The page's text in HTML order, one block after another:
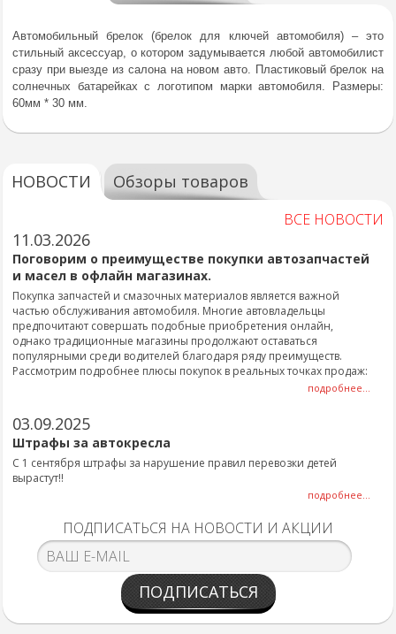
Автомобильный брелок (брелок для ключей автомобиля) – это
стильный аксессуар, о котором задумывается любой автомобилист
сразу при выезде из салона на новом авто. Пластиковый брелок на
солнечных батарейках с логотипом марки автомобиля. Размеры:
60мм * 30 мм.
НОВОСТИ Обзоры товаров
ВСЕ НОВОСТИ
11.03.2026
Поговорим о преимуществе покупки автозапчастей
и масел в офлайн магазинах.
Покупка запчастей и смазочных материалов является важной
частью обслуживания автомобиля. Многие автовладельцы
предпочитают совершать подобные приобретения онлайн,
однако традиционные магазины продолжают оставаться
популярными среди водителей благодаря ряду преимуществ.
Рассмотрим подробнее плюсы покупок в реальных точках продаж:
подробнее...
03.09.2025
Штрафы за автокресла
С 1 сентября штрафы за нарушение правил перевозки детей
вырастут!!
подробнее...
ПОДПИСАТЬСЯ НА НОВОСТИ И АКЦИИ
ПОДПИСАТЬСЯ